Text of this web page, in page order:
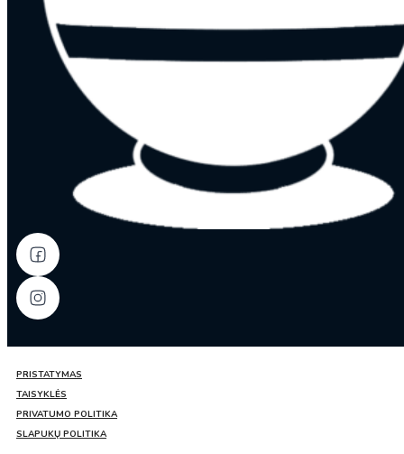
PRISTATYMAS
TAISYKLĖS
PRIVATUMO POLITIKA
SLAPUKŲ POLITIKA